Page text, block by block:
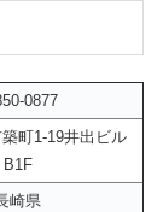
0877
町1-19井出ビル
B1F
崎県